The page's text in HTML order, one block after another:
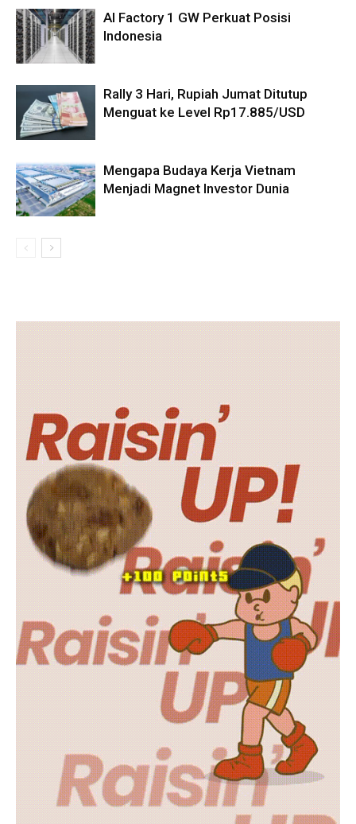
AI Factory 1 GW Perkuat Posisi
Indonesia
Rally 3 Hari, Rupiah Jumat Ditutup
Menguat ke Level Rp17.885/USD
Mengapa Budaya Kerja Vietnam
Menjadi Magnet Investor Dunia